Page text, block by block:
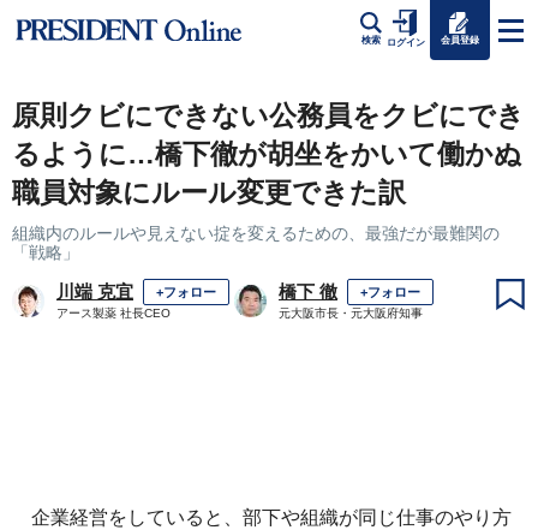
検索 ログイン 会員登録
原則クビにできない公務員をクビにでき
るように…橋下徹が胡坐をかいて働かぬ
職員対象にルール変更できた訳
組織内のルールや見えない掟を変えるための、最強だが最難関の
「戦略」
川端 克宜 +フォロー
アース製薬 社長CEO
橋下 徹 +フォロー
元大阪市長・元大阪府知事
企業経営をしていると、部下や組織が同じ仕事のやり方